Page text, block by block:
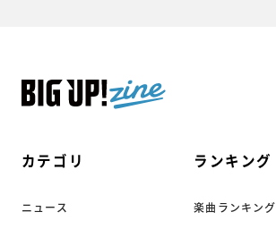
カテゴリ
ニュース
ランキング
楽曲ランキング